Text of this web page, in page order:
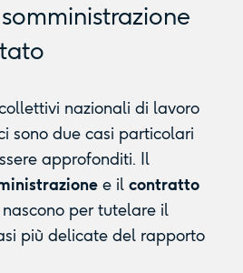
nazionali di lavoro
sono due casi particolari
approfonditi. Il
e il contratto
per tutelare il
più delicate del rapporto